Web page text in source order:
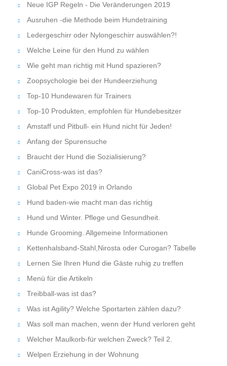
Neue IGP Regeln - Die Veränderungen 2019
Ausruhen -die Methode beim Hundetraining
Ledergeschirr oder Nylongeschirr auswählen?!
Welche Leine für den Hund zu wählen
Wie geht man richtig mit Hund spazieren?
Zoopsychologie bei der Hundeerziehung
Top-10 Hundewaren für Trainers
Top-10 Produkten, empfohlen für Hundebesitzer
Amstaff und Pitbull- ein Hund nicht für Jeden!
Anfang der Spurensuche
Braucht der Hund die Sozialisierung?
CaniCross-was ist das?
Global Pet Expo 2019 in Orlando
Hund baden-wie macht man das richtig
Hund und Winter. Pflege und Gesundheit.
Hunde Grooming. Allgemeine Informationen
Kettenhalsband-Stahl,Nirosta oder Curogan? Tabelle
Lernen Sie Ihren Hund die Gäste ruhig zu treffen
Menü für die Artikeln
Treibball-was ist das?
Was ist Agility? Welche Sportarten zählen dazu?
Was soll man machen, wenn der Hund verloren geht
Welcher Maulkorb-für welchen Zweck? Teil 2.
Welpen Erziehung in der Wohnung